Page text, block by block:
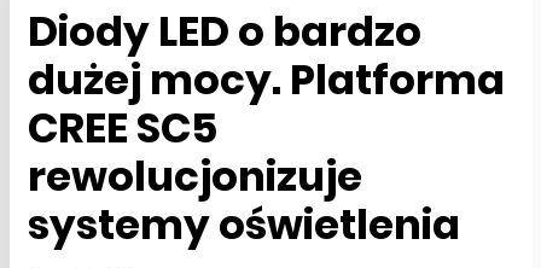
Diody LED o bardzo
dużej mocy. Platforma
CREE SC5
rewolucjonizuje
systemy oświetlenia